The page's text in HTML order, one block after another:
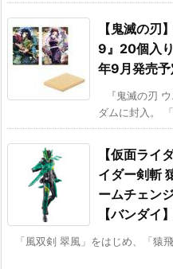
【鬼滅の刃
9』20個入
年9月発売予
『鬼滅の刃
ダムに封入。
【仮面ライ
イダー剣斬
ームチェン
【バンダイ
「風双剣 翠風」をはじめ、「猿